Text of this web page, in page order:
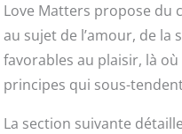
Love Matters propose du
au sujet de l’amour, de
favorables au plaisir, là
principes qui sous-
La section suivante